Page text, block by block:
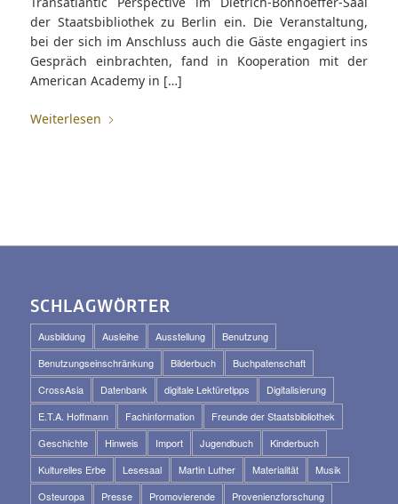
der Staatsbibliothek zu Berlin ein. Die Veranstaltung,
bei der sich im Anschluss auch die Gäste engagiert ins
Gespräch einbrachten, fand in Kooperation mit der
American Academy in […]
Weiterlesen
SCHLAGWÖRTER
Ausbildung Ausleihe Ausstellung
Benutzung
Benutzungseinschränkung
Bilderbuch
Buchpatenschaft
CrossAsia
Datenbank digitale Lektüretipps
Digitalisierung
E.T.A. Hoffmann
Fachinformation
Freunde der Staatsbibliothek
Geschichte
Hinweis Import Jugendbuch
Kinderbuch
Kulturelles Erbe
Lesesaal Martin Luther Materialität
Musik
Osteuropa
Presse Promovierende
Provenienzforschung